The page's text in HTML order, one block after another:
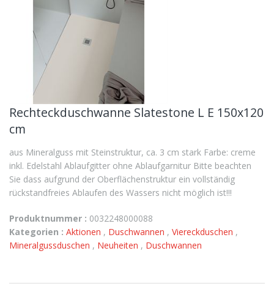
Rechteckduschwanne Slatestone L E 150x120
cm
aus Mineralguss mit Steinstruktur, ca. 3 cm stark Farbe: creme
inkl. Edelstahl Ablaufgitter ohne Ablaufgarnitur Bitte beachten
Sie dass aufgrund der Oberflächenstruktur ein vollständig
rückstandfreies Ablaufen des Wassers nicht möglich ist!!!
Produktnummer : 0032248000088
Kategorien : Aktionen , Duschwannen , Viereckduschen ,
Mineralgussduschen , Neuheiten , Duschwannen